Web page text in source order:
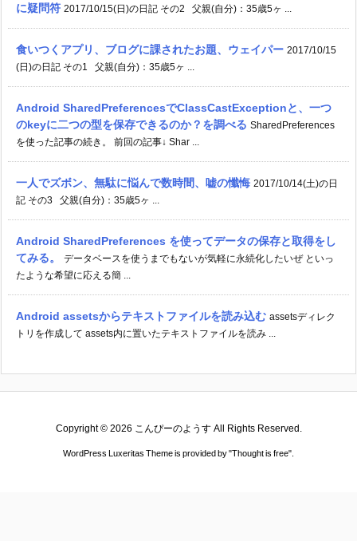
に疑問符 2017/10/15(日)の日記 その2 父親(自分)：35歳5ヶ ...
食いつくアプリ、ブログに課されたお題、ウェイパー 2017/10/15
(日)の日記 その1 父親(自分)：35歳5ヶ ...
Android SharedPreferencesでClassCastExceptionと、一つ
のkeyに二つの型を保存できるのか？を調べる SharedPreferences
を使った記事の続き。 前回の記事↓ Shar ...
一人でズボン、無駄に悩んで数時間、嘘の懺悔 2017/10/14(土)の日
記 その3 父親(自分)：35歳5ヶ ...
Android SharedPreferences を使ってデータの保存と取得をし
てみる。
データベースを使うまでもないが気軽に永続化したいぜ といっ
たような希望に応える簡 ...
Android assetsからテキストファイルを読み込む assetsディレク
トリを作成して assets内に置いたテキストファイルを読み ...
Copyright © 2026 こんぴーのようすAll Rights Reserved.
WordPress Luxeritas Theme is provided by "Thought is free".